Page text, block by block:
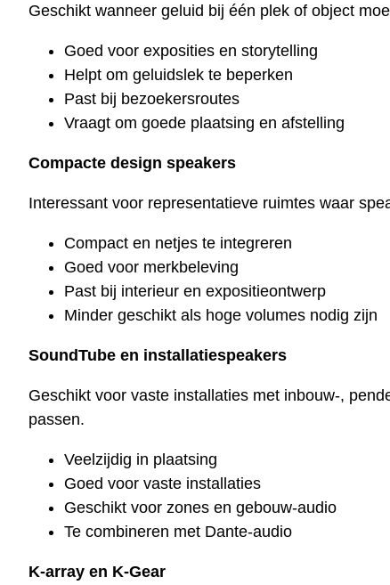
Geschikt wanneer geluid bij één plek of object
Goed voor exposities en storytelling
Helpt om geluidslek te beperken
Past bij bezoekersroutes
Vraagt om goede plaatsing en afstelling
Compacte design speakers
Interessant voor representatieve ruimtes waar
Compact en netjes te integreren
Goed voor merkbeleving
Past bij interieur en expositieontwerp
Minder geschikt als hoge volumes nodig zijn
SoundTube en installatiespeakers
Geschikt voor vaste installaties met inbouw-,
passen.
Veelzijdig in plaatsing
Goed voor vaste installaties
Geschikt voor zones en gebouw-audio
Te combineren met Dante-audio
K-array en K-Gear